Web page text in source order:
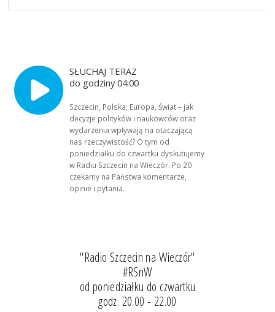
SŁUCHAJ TERAZ
do godziny 04:00
Szczecin, Polska, Europa, Świat – jak
decyzje polityków i naukowców oraz
wydarzenia wpływają na otaczającą
nas rzeczywistość? O tym od
poniedziałku do czwartku dyskutujemy
w Radiu Szczecin na Wieczór. Po 20
czekamy na Państwa komentarze,
opinie i pytania.
"Radio Szczecin na Wieczór"
#RSnW
od poniedziałku do czwartku
godz. 20.00 - 22.00